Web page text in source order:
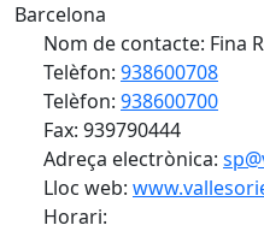
Barcelona
Nom de contacte: Fina
Telèfon: 938600708
Telèfon: 938600700
Fax: 939790444
Adreça electrònica:
Lloc web:
Horari: